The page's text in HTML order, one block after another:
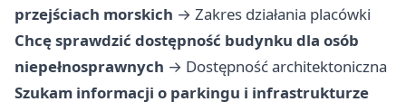
przejściach morskich → Zakres działania placówki
Chcę sprawdzić dostępność budynku dla osób
niepełnosprawnych → Dostępność architektoniczna
Szukam informacji o parkingu i infrastrukturze